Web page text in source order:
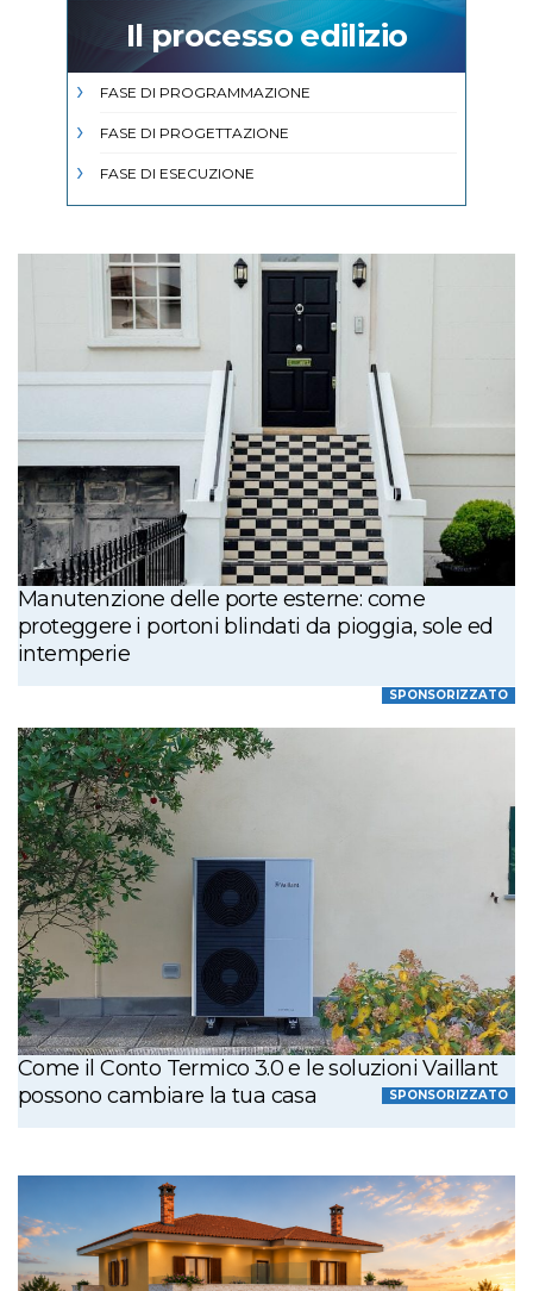
Il processo edilizio
FASE DI PROGRAMMAZIONE
FASE DI PROGETTAZIONE
FASE DI ESECUZIONE
Manutenzione delle porte esterne: come
proteggere i portoni blindati da pioggia, sole ed
intemperie
SPONSORIZZATO
Come il Conto Termico 3.0 e le soluzioni Vaillant
possono cambiare la tua casa
SPONSORIZZATO